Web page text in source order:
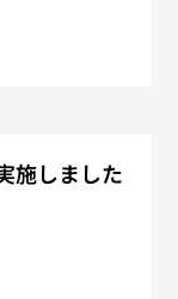
施しました